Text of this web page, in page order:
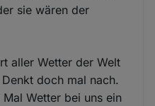
sie wären der
aller Wetter der Welt
doch mal nach.
Wetter bei uns ein